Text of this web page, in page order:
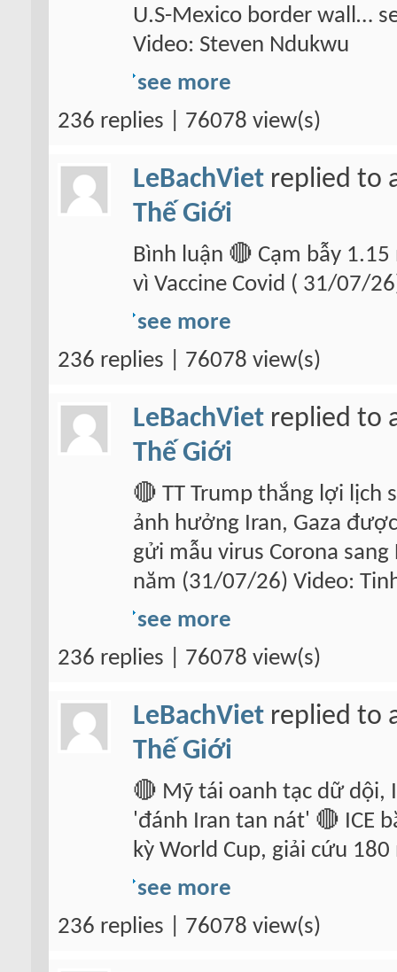
U.S-Mexico border wall…
Video: Steven Ndukwu
see more
236 replies | 76078 view(s)
LeBachViet replied to
Thế Giới
Bình luận 🔴 Cạm bẫy
vì Vaccine Covid ( 31/07/
see more
236 replies | 76078 view(s)
LeBachViet replied to
Thế Giới
🔴 TT Trump thắng lợi lịch
ảnh hưởng Iran, Gaza
gửi mẫu virus Corona
năm (31/07/26) Video:
see more
236 replies | 76078 view(s)
LeBachViet replied to
Thế Giới
🔴 Mỹ tái oanh tạc dữ dội,
'đánh Iran tan nát' 🔴 ICE
kỳ World Cup, giải cứu
see more
236 replies | 76078 view(s)